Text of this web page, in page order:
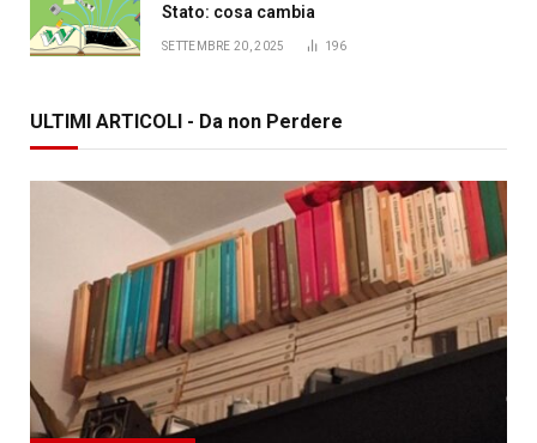
Stato: cosa cambia
SETTEMBRE 20, 2025 196
ULTIMI ARTICOLI - Da non Perdere